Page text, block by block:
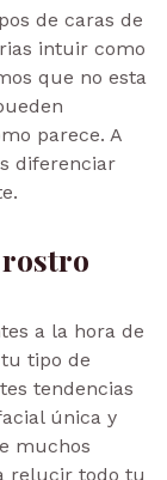
de caras de
intuir como
que no esta
parece. A
diferenciar
a la hora de
tipo de
tendencias
única y
muchos
relucir todo tu